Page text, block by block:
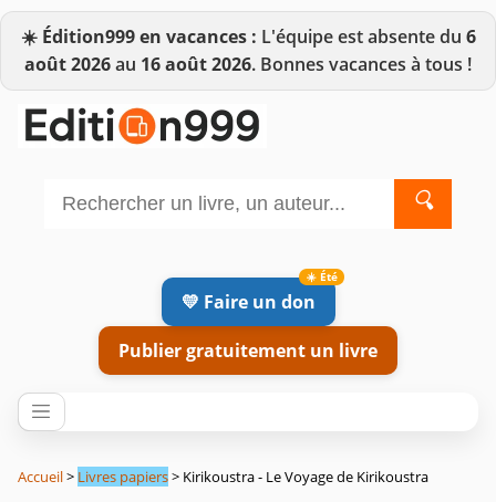
☀️ Édition999 en vacances : L'équipe est absente du 6
août 2026au 16 août 2026. Bonnes vacances à tous !
🔍
💛 Faire un don
Publier gratuitement un livre
Accueil> Livres papiers> Kirikoustra - Le Voyage de Kirikoustra